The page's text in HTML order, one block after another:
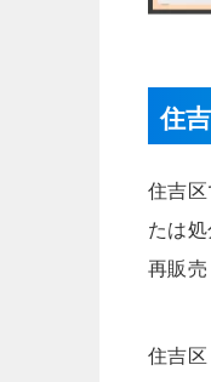
住
住吉
たは
再販売
住吉